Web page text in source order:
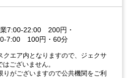
7:00-22:00 200円・
7:00 100円・60分
クエア内となりますので、ジェクサ
はございません。
りがございますので公共機関をご利